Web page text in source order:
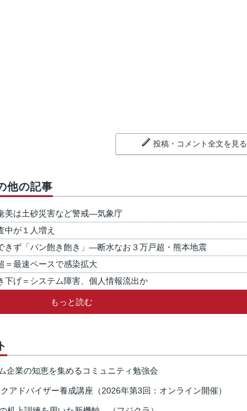
投稿・コメント全文を見る
他の記事
美は土砂災害など警戒―気象庁
中が１人増え
きず「パン飽き飽き」―断水なお３万戸超・熊本地震
＝最速ペースで感染拡大
下げ＝システム障害、個人情報流出か
もっと読む
企業の知恵を集めるコミュニティ勉強会
アドバイザー養成講座（2026年第3回：オンライン開催）